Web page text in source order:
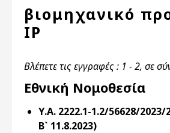
βιομηχανικό
IP
Βλέπετε τις εγγραφές : 1 - 2, σε
Εθνική Νομοθεσία
Υ.Α. 2222.1-1.2/56628/
Β` 11.8.2023)